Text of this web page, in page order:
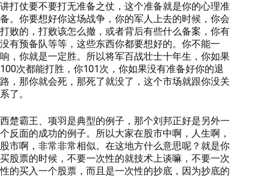
讲打仗要不要打无准备之仗，这个准备就是你的心理准
备。你要想好你这场战争，你的军人上去的时候，你会
打败的，打败该怎么撤，或者背后有些什么备案，你有
没有预备队等等，这些东西你都要想好的。你不能一
响，你就是一定胜。所以将军百战壮士十年生，你如果
100次都能打胜，你101次，你如果没有准备好你的退
路，那你就会死，那死了就没了，这个市场就跟你没关
系了。
西楚霸王、项羽是典型的例子，那个刘邦正好是另外一
个反面的成功的例子。所以大家在股市中啊，人生啊，
股市啊，非常非常相似。在这地方什么意思呢？就是你
买股票的时候，不要一次性的就技术上谈嘛，不要一次
性的买入一个股票，而且是一次性的抄底，因为抄底的